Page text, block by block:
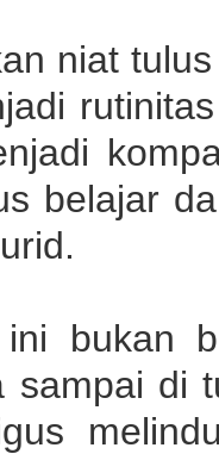
niat
belajar
ini bukan
sampai di